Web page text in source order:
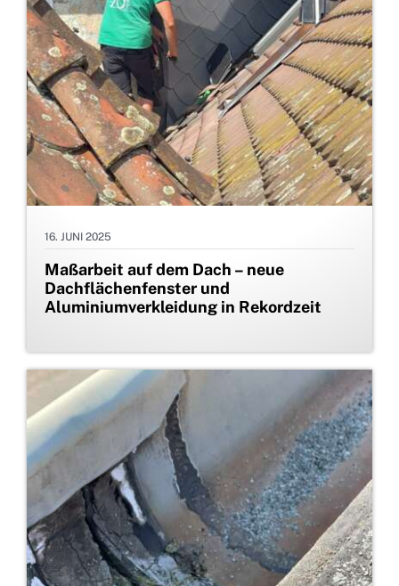
16. JUNI 2025
Maßarbeit auf dem Dach – neue
Dachflächenfenster und
Aluminiumverkleidung in Rekordzeit